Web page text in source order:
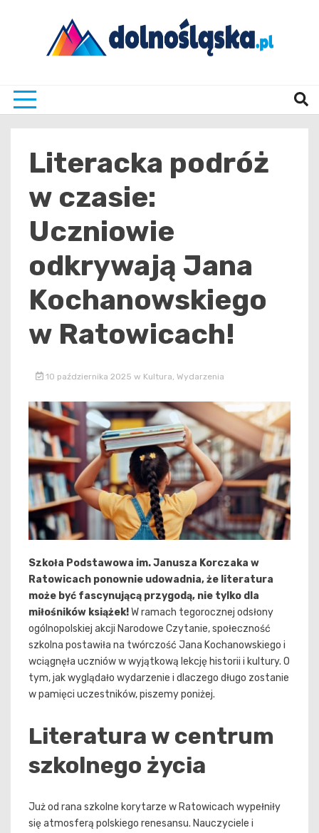
Literacka podróż
w czasie:
Uczniowie
odkrywają Jana
Kochanowskiego
w Ratowicach!
10 października 2025 w Kultura Wydarzenia
Szkoła Podstawowa im. Janusza Korczaka w
Ratowicach ponownie udowadnia, że literatura
może być fascynującą przygodą, nie tylko dla
miłośników książek!W ramach tegorocznej odsłony
ogólnopolskiej akcji Narodowe Czytanie, społeczność
szkolna postawiła na twórczość Jana Kochanowskiego i
wciągnęła uczniów w wyjątkową lekcję historii i kultury. O
tym, jak wyglądało wydarzenie i dlaczego długo zostanie
w pamięci uczestników, piszemy poniżej.
Literatura w centrum
szkolnego życia
Już od rana szkolne korytarze w Ratowicach wypełniły
się atmosferą polskiego renesansu. Nauczyciele i